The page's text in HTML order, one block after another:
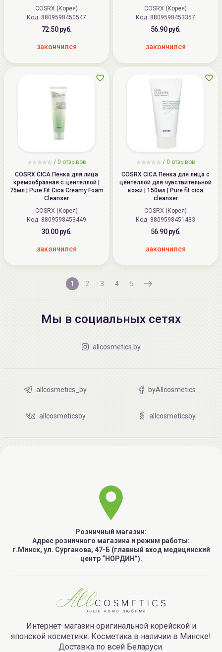
COSRX (Корея)
Код: 8809598450547
72.50 руб.
закончился
COSRX (Корея)
Код: 8809598453357
56.90 руб.
закончился
/ 0 отзывов
COSRX CICA Пенка для лица
кремообразная с центеллой |
75мл | Pure Fit Cica Creamy Foam
Cleanser
COSRX (Корея)
Код: 8809598453449
30.00 руб.
закончился
/ 0 отзывов
COSRX CICA Пенка для лица с
центеллой для чувствительной
кожи | 150мл | Pure fit cica
cleanser
COSRX (Корея)
Код: 8809598451483
56.90 руб.
закончился
1 2 3 4 5
Мы в социальных сетях
allcosmetics.by
allcosmetics_by byAllcosmetics
allcosmeticsby allcosmeticsby
Розничный магазин:
Адрес розничного магазина и режим работы:
г.Минск, ул. Сурганова, 47-Б (главный вход медицинский
центр “НОРДИН”).
Интернет-магазин оригинальной корейской и
японской косметики. Косметика в наличии в Минске!
Доставка по всей Беларуси.